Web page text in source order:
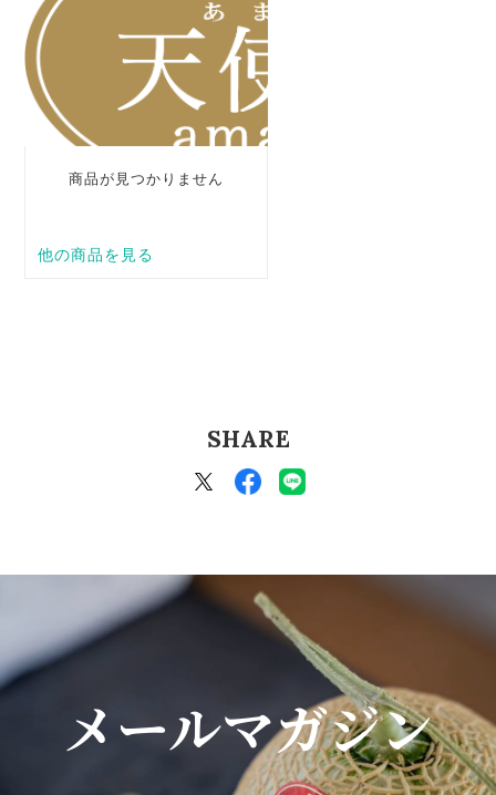
SHARE
メールマガジン